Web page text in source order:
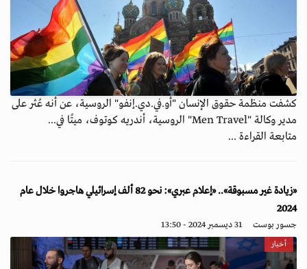
كشفت منظمة حقوق الإنسان "أو.في.دي.إنفو" الروسية، عن أنه عُثر على
مدير وكالة "Men Travel" الروسية، أندريه كوتوف، ميتًا في...
متابعة القراءة ...
«زيادة غير مسبوقة».. «إعلام عبري»: نحو 82 ألف إسرائيلي هاجروا خلال عام
2024
جسور بوست 31 ديسمبر 2024 - 13:50
أخبار